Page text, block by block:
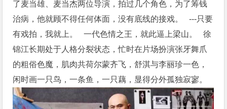
了麦当雄、麦当杰两位导演，拍过几个角色，为了筹钱
治病，他就顾不得任何体面，没有底线的接戏。 ---只要
有戏拍，我就上。 一代色情之王，就此逼上梁山。 徐
锦江长期处于人格分裂状态，忙时在片场扮演张牙舞爪
的粗俗色魔，肌肉共荷尔蒙齐飞，舒淇与李丽珍一色，
闲时画一只鸟，一条鱼，一只藕，显得分外孤独寂寥。